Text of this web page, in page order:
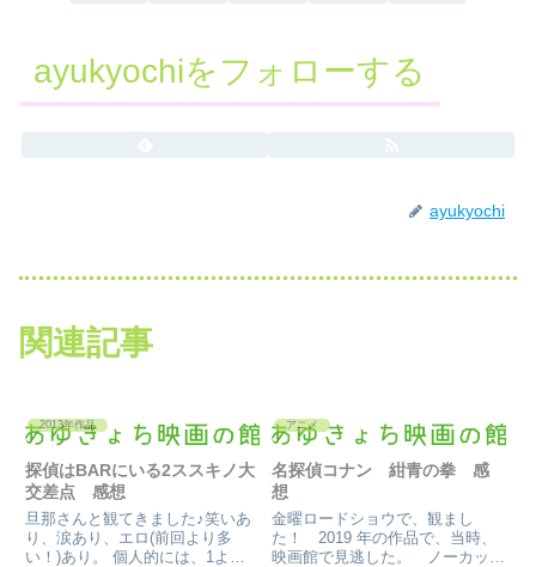
ayukyochiをフォローする
ayukyochi
関連記事
2013年作品
探偵はBARにいる2ススキノ大
交差点 感想
旦那さんと観てきました♪笑いあ
り、涙あり、エロ(前回より多
い！)あり。 個人的には、1よ
アニメ
名探偵コナン 紺青の拳 感
想
金曜ロードショウで、観まし
た！ 2019 年の作品で、当時、
映画館で見逃した。 ノーカット